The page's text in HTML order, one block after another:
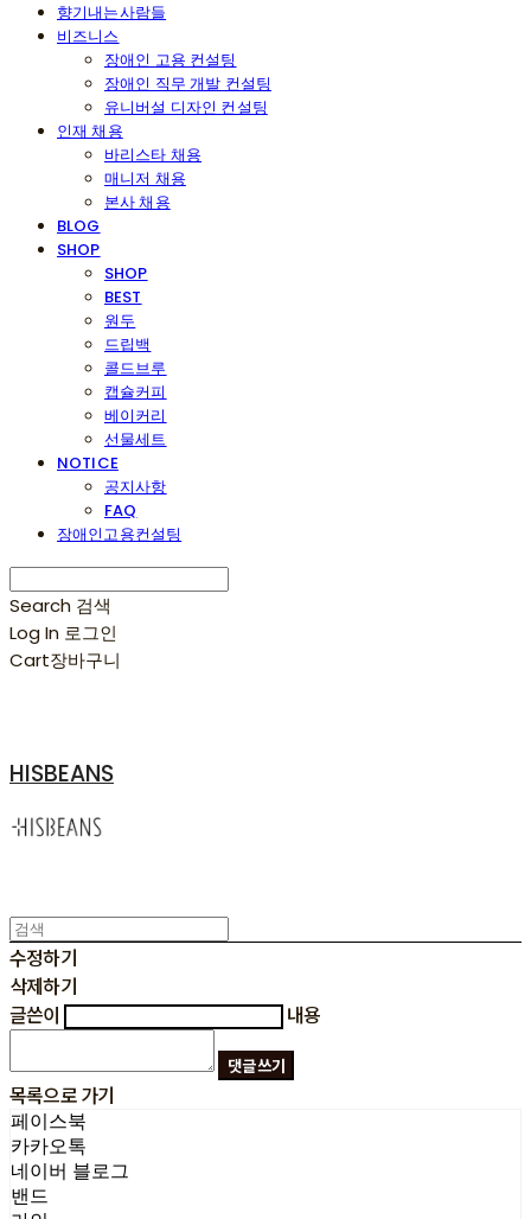
향기내는사람들
비즈니스
장애인 고용 컨설팅
장애인 직무 개발 컨설팅
유니버설 디자인 컨설팅
인재 채용
바리스타 채용
매니저 채용
본사 채용
BLOG
SHOP
SHOP
BEST
원두
드립백
콜드브루
캡슐커피
베이커리
선물세트
NOTICE
공지사항
FAQ
장애인고용컨설팅
Search 검색
Log In 로그인
Cart장바구니
HISBEANS
수정하기
삭제하기
글쓴이
내용
댓글 쓰기
목록으로 가기
페이스북
카카오톡
네이버 블로그
밴드